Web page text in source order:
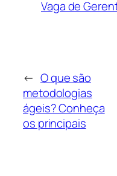
Vaga de
← O que são
metodologias
ágeis? Conheça
os principais